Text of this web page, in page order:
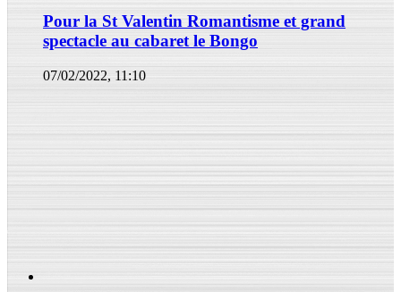
Pour la St Valentin Romantisme et grand
spectacle au cabaret le Bongo
07/02/2022, 11:10